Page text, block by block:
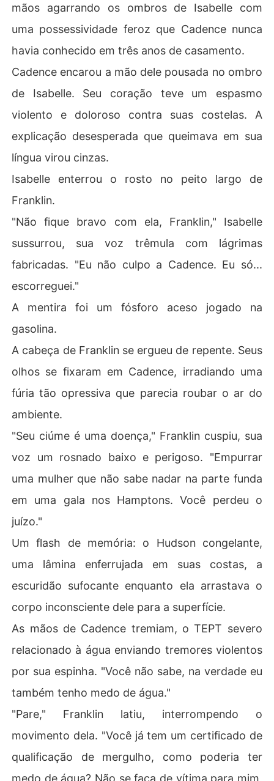
mãos agarrando os ombros de Isabelle com
uma possessividade feroz que Cadence nunca
havia conhecido em três anos de casamento.
Cadence encarou a mão dele pousada no ombro
de Isabelle. Seu coração teve um espasmo
violento e doloroso contra suas costelas. A
explicação desesperada que queimava em sua
língua virou cinzas.
Isabelle enterrou o rosto no peito largo de
Franklin.
"Não fique bravo com ela, Franklin," Isabelle
sussurrou, sua voz trêmula com lágrimas
fabricadas. "Eu não culpo a Cadence. Eu só...
escorreguei."
A mentira foi um fósforo aceso jogado na
gasolina.
A cabeça de Franklin se ergueu de repente. Seus
olhos se fixaram em Cadence, irradiando uma
fúria tão opressiva que parecia roubar o ar do
ambiente.
"Seu ciúme é uma doença," Franklin cuspiu, sua
voz um rosnado baixo e perigoso. "Empurrar
uma mulher que não sabe nadar na parte funda
em uma gala nos Hamptons. Você perdeu o
juízo."
Um flash de memória: o Hudson congelante,
uma lâmina enferrujada em suas costas, a
escuridão sufocante enquanto ela arrastava o
corpo inconsciente dele para a superfície.
As mãos de Cadence tremiam, o TEPT severo
relacionado à água enviando tremores violentos
por sua espinha. "Você não sabe, na verdade eu
também tenho medo de água."
"Pare," Franklin latiu, interrompendo o
movimento dela. "Você já tem um certificado de
qualificação de mergulho, como poderia ter
medo de água? Não se faça de vítima para mim,